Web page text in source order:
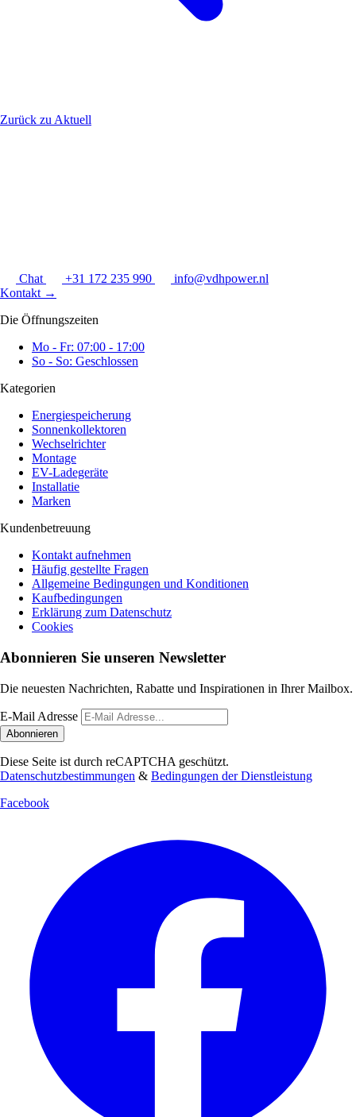
Zurück zu Aktuell
Chat +31 172 235 990
info@vdhpower.nl
Kontakt →
Die Öffnungszeiten
Mo - Fr: 07:00 - 17:00
So - So: Geschlossen
Kategorien
Energiespeicherung
Sonnenkollektoren
Wechselrichter
Montage
EV-Ladegeräte
Installatie
Marken
Kundenbetreuung
Kontakt aufnehmen
Häufig gestellte Fragen
Allgemeine Bedingungen und Konditionen
Kaufbedingungen
Erklärung zum Datenschutz
Cookies
Abonnieren Sie unseren Newsletter
Die neuesten Nachrichten, Rabatte und Inspirationen in Ihrer Mailbox.
E-Mail Adresse
Abonnieren
Diese Seite ist durch reCAPTCHA geschützt.
Datenschutzbestimmungen & Bedingungen der Dienstleistung
Facebook